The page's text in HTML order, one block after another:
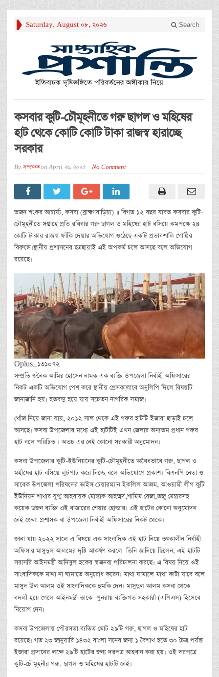
Saturday, August 08, 2026 Search
কসবার কুটি-চৌমূহনীতে গরু ছাগল ও মহিষের
হাট থেকে কোটি কোটি টাকা রাজস্ব হারাচ্ছে
সরকার
By সম্পাদকonApril 26, 2025 No Comment
ভজন শংকর আচার্য্য, কসবা (ব্রাহ্মণবাড়িয়া) ॥ বিগত ১২ বছর যাবত কসবার কুটি-
চৌমূহনীতে সপ্তাহে প্রতি রবিবার গরু ছাগল ও মহিষের হাট বসিয়ে কমপক্ষে ২৪
কোটি টাকার রাজস্ব ফাঁকি দেয়ার অভিযোগ ওঠেছে একটি প্রভাবশালি গোষ্ঠির
বিরুদ্ধে।স্থানীয় প্রশাসনের ছত্রছায়াই এই অপকর্ম চলে আসছে বলে অভিযোগ
রয়েছে।
Oplus_131072
সম্প্রতি জনৈক আমির হোসেন নামক এক ব্যক্তি উপজেলা নির্বাহী অফিসারের
নিকট একটি অভিযোগ পেশ করে স্থানীয় প্রেসকা্লাবে অনুলিপি দিলে বিষয়টি
জানাজানি হয়। হতবম্ভ হয়ে যায় সচেতন নাগরিক সমাজ।
খোঁজ নিয়ে জানা যায়, ২০১২ সাল থেকে এই গরুর হাটটি ইজারা ছাড়াই চলে
আসছে। কসবা উপজেলার মধ্যে এই হাটটিই এখন জেলার অন্যতম প্রধান গরুর
হাট বলে পরিচিত । অতচ এর নেই কোনো সরকারী অনুমোদন।
কসবা উপজেলার কুটি-ইউনিয়নের কুটি-চৌমূহনীতে অবৈধভাবে গরু, ছাগল ও
মহীষের হাট বসিয়ে লুটপাট করে নিচ্ছে বলে অভিযোগে প্রকাশ। বিএনপি নেতা ও
সাবেক উপজেলা পরিষদের ভাইস চেয়ারম্যান ইকলিল আজম, আওয়ামী লীগ কুটি
ইউনিয়ন শাখার যুগ্ম আহবায়ক মোস্তাক আহম্মদ,শামিম রেজা,তজু মেম্বারসহ
কয়েক ডজন ব্যক্তি এই বাজারের শেয়ার হোল্ডার। এই হাটের কোনো অনুমোদন
নেই জেলা প্রশাসক বা উপজেলা নির্বাহী অফিসারের নিকট থেকে।
জানা যায় ২০২২ সালে এ বিষয়ে এক সাংবাদিক এই হাট নিয়ে তৎকালীন নির্বাহী
অফিসার মাসুদুল আলমের দৃষ্টি আকর্ষণ করলে তিনি জানিয়ে ছিলেন, এই হাটটি
সরাসরি আইনমন্ত্রী আনিসুল হকের স্বজনরা পরিচালনা করছে। এ বিষয় নিয়ে ওই
সাংবাদিককে মাথা না ঘামাতে অনুরোধ করেন। মাথা ঘামালে মাথা কাটা যাবে বলে
মাসুদ উল আলম ওই সাংবাদিককে হুমকি দেন। মাসুদুল আলম কসবা থেকে
বদলী হয়ে গেলে আইনমন্ত্রী তাকে পুনরায় ব্যক্তিগত সহকারী (এপিএস) হিসেবে
নিয়োগ দেন।
কসবা উপজেলায় পৌরসভা ব্যতিত মোট ২৯টি গরু, ছাগল ও মহিষের হাট
রয়েছে। গত ২৩ জানুয়ারি ১৪৩২ বাংলা সনের জন্য ১ বৈশাখ হতে ৩০ চৈত্র পর্যন্ত
ইজারা প্রদানের লক্ষে ২৯টি হাটের জন্য দরপত্র আহবান করা হয়। ওই দরপত্রে
কুটি-চৌমূহনীর গরু, ছাগল ও মহিষের হাটটি নেই।